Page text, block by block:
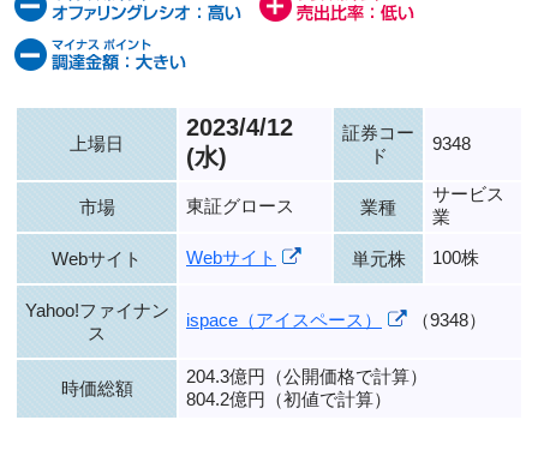
上場日
2023/4/12
(水)
証券コー
ド
9348
市場 東証グロース 業種
サービス
業
Webサイト Webサイト 単元株 100株
Yahoo!ファイナン
ス
ispace（アイスペース） （9348）
時価総額
204.3億円（公開価格で計算）
804.2億円（初値で計算）